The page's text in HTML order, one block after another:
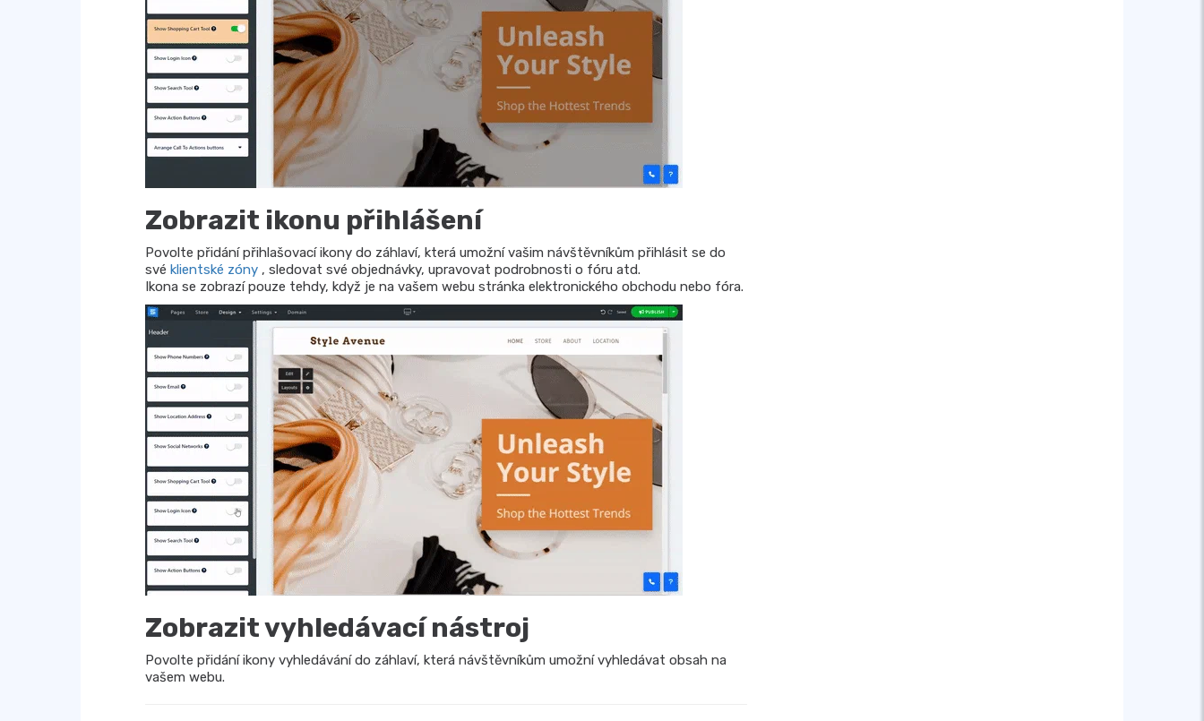
Zobrazit ikonu přihlášení
Povolte přidání přihlašovací ikony do záhlaví, která umožní vašim návštěvníkům přihlásit se do
své klientské zóny , sledovat své objednávky, upravovat podrobnosti o fóru atd.
Ikona se zobrazí pouze tehdy, když je na vašem webu stránka elektronického obchodu nebo fóra.
Zobrazit vyhledávací nástroj
Povolte přidání ikony vyhledávání do záhlaví, která návštěvníkům umožní vyhledávat obsah na
vašem webu.